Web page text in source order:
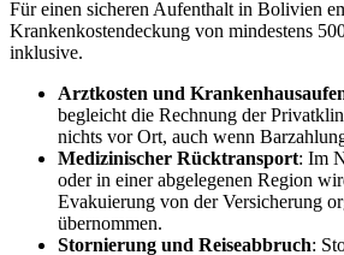
Für einen sicheren Aufenthalt in Bolivien
Krankenkostendeckung von mindestens
inklusive.
Arztkosten und
begleicht die Rechnung der
nichts vor Ort, auch wenn
Medizinischer Rücktransport: Im
oder in einer abgelegenen Region
Evakuierung von der Versicherung
übernommen.
Stornierung und Reiseabbruch: